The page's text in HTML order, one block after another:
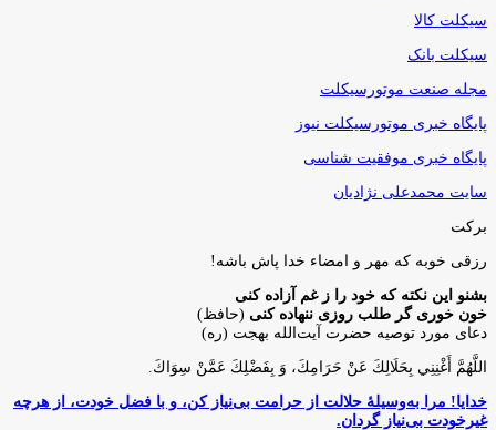
سیکلت کالا
سیکلت بانک
مجله صنعت موتورسیکلت
پایگاه خبری موتورسیکلت نیوز
پایگاه خبری موفقیت شناسی
سایت محمدعلی نژادیان
برکت
رزقی خوبه كه مهر و امضاء خدا پاش باشه!
بشنو این نکته که خود را ز غم آزاده کنی
خون خوری گر طلب روزی ننهاده کنی (حافظ)
دعای مورد توصیه حضرت آیت‌الله بهجت (ره)
اللَّهُمَّ أَغْنِنِي بِحَلَالِكَ عَنْ حَرَامِكَ، وَ بِفَضْلِكَ عَمَّنْ سِوَاكَ‏.
خدایا! مرا به‌وسیلۀ حلالت از حرامت بی‌نیاز کن، و با فضل خودت، از هرچه
غیرخودت بی‌نیاز گردان.